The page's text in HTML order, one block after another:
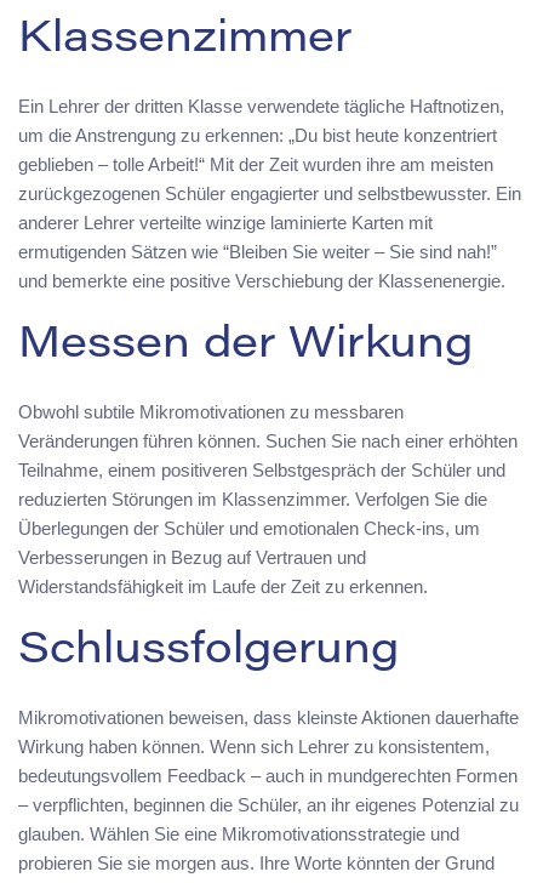
Klassenzimmer
Ein Lehrer der dritten Klasse verwendete tägliche Haftnotizen,
um die Anstrengung zu erkennen: „Du bist heute konzentriert
geblieben – tolle Arbeit!“ Mit der Zeit wurden ihre am meisten
zurückgezogenen Schüler engagierter und selbstbewusster. Ein
anderer Lehrer verteilte winzige laminierte Karten mit
ermutigenden Sätzen wie “Bleiben Sie weiter – Sie sind nah!”
und bemerkte eine positive Verschiebung der Klassenenergie.
Messen der Wirkung
Obwohl subtile Mikromotivationen zu messbaren
Veränderungen führen können. Suchen Sie nach einer erhöhten
Teilnahme, einem positiveren Selbstgespräch der Schüler und
reduzierten Störungen im Klassenzimmer. Verfolgen Sie die
Überlegungen der Schüler und emotionalen Check-ins, um
Verbesserungen in Bezug auf Vertrauen und
Widerstandsfähigkeit im Laufe der Zeit zu erkennen.
Schlussfolgerung
Mikromotivationen beweisen, dass kleinste Aktionen dauerhafte
Wirkung haben können. Wenn sich Lehrer zu konsistentem,
bedeutungsvollem Feedback – auch in mundgerechten Formen
– verpflichten, beginnen die Schüler, an ihr eigenes Potenzial zu
glauben. Wählen Sie eine Mikromotivationsstrategie und
probieren Sie sie morgen aus. Ihre Worte könnten der Grund